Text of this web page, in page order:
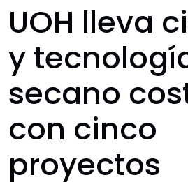
UOH lleva
y
secano
con cinco
proyectos